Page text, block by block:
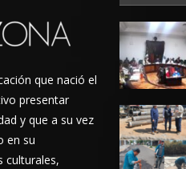
que nació el
presentar
y que a su vez
en su
culturales,